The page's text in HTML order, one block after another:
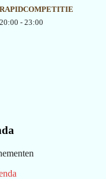
RAPIDCOMPETITIE
20:00 - 23:00